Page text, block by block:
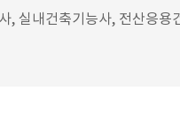
, 실내건축기능사, 전산응용